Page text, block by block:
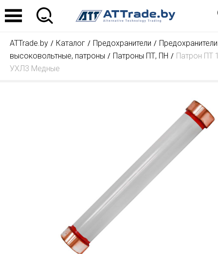
ATTrade.by Каталог Предохранители
Предохранители
высоковольтные, патроны
Патроны ПТ, ПН
Патрон ПТ
УХЛ3 Медные